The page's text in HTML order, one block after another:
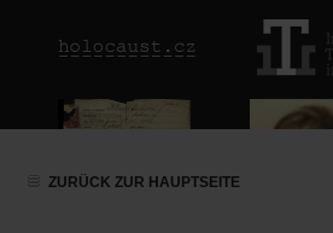
ZURÜCK ZUR HAUPTSEITE